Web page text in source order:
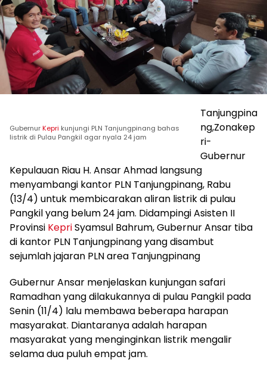
GubernurKepri kunjungi PLN Tanjungpinang bahas
listrik di Pulau Pangkil agar nyala 24 jam
Tanjungpina
ng,Zonakep
ri-
Gubernur
Kepulauan Riau H. Ansar Ahmad langsung
menyambangi kantor PLN Tanjungpinang, Rabu
(13/4) untuk membicarakan aliran listrik di pulau
Pangkil yang belum 24 jam. Didampingi Asisten II
Provinsi KepriSyamsul Bahrum, Gubernur Ansar tiba
di kantor PLN Tanjungpinang yang disambut
sejumlah jajaran PLN area Tanjungpinang
Gubernur Ansar menjelaskan kunjungan safari
Ramadhan yang dilakukannya di pulau Pangkil pada
Senin (11/4) lalu membawa beberapa harapan
masyarakat. Diantaranya adalah harapan
masyarakat yang menginginkan listrik mengalir
selama dua puluh empat jam.